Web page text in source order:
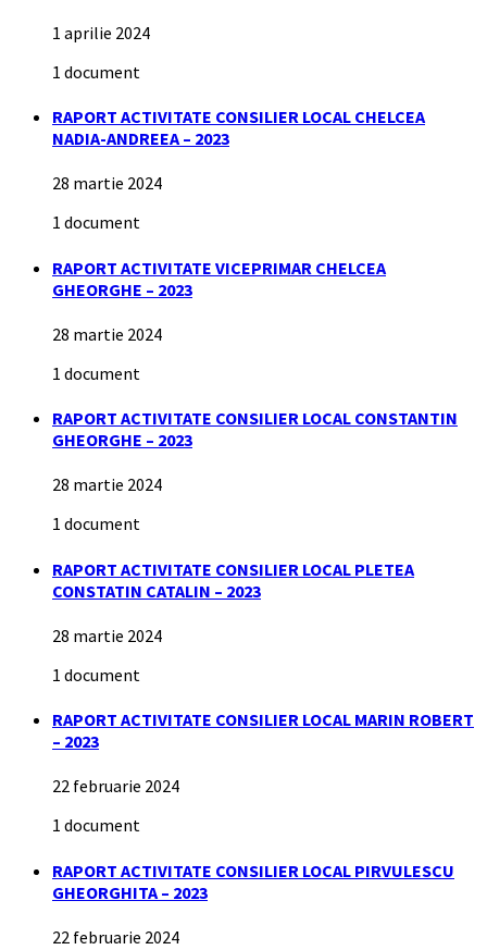
1 aprilie 2024
1 document
RAPORT ACTIVITATE CONSILIER LOCAL CHELCEA
NADIA-ANDREEA – 2023
28 martie 2024
1 document
RAPORT ACTIVITATE VICEPRIMAR CHELCEA
GHEORGHE – 2023
28 martie 2024
1 document
RAPORT ACTIVITATE CONSILIER LOCAL CONSTANTIN
GHEORGHE – 2023
28 martie 2024
1 document
RAPORT ACTIVITATE CONSILIER LOCAL PLETEA
CONSTATIN CATALIN – 2023
28 martie 2024
1 document
RAPORT ACTIVITATE CONSILIER LOCAL MARIN ROBERT
– 2023
22 februarie 2024
1 document
RAPORT ACTIVITATE CONSILIER LOCAL PIRVULESCU
GHEORGHITA – 2023
22 februarie 2024